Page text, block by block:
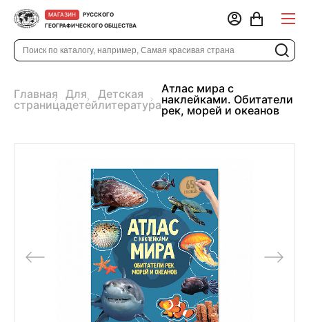
МАГАЗИН
РУССКОГО
ГЕОГРАФИЧЕСКОГО ОБЩЕСТВА
Главная
страница
Для
детей
Детская
литература
Атлас мира с
наклейками. Обитатели
рек, морей и океанов